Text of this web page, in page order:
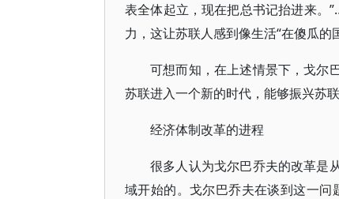
表全体起立，现在把总书记抬进来。
力，这让苏联人感到像生活“在傻瓜的
可想而知，在上述情景下，戈尔
苏联进入一个新的时代，能够振兴苏联
经济体制改革的进程
很多人认为戈尔巴乔夫的改革是
域开始的。戈尔巴乔夫在谈到这一